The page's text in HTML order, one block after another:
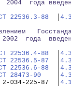
года
22536.3-88
года  введен
22536.4-88
22536.5-87
22536.6-88
28473-90
034-225-87  │